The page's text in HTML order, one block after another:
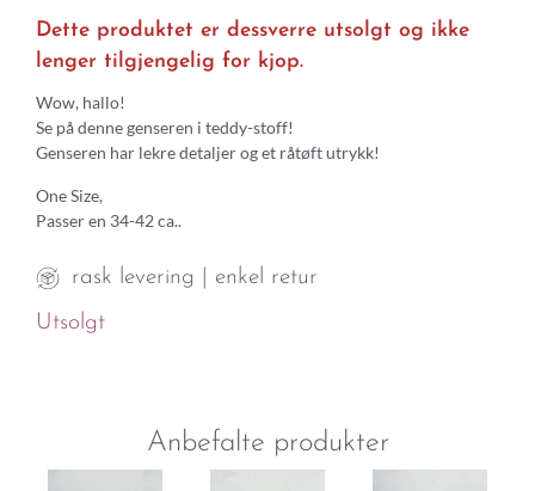
Dette produktet er dessverre utsolgt og ikke
lenger tilgjengelig for kjop.
Wow, hallo!
Se på denne genseren i teddy-stoff!
Genseren har lekre detaljer og et råtøft utrykk!
One Size,
Passer en 34-42 ca..
rask levering | enkel retur
Utsolgt
Anbefalte produkter